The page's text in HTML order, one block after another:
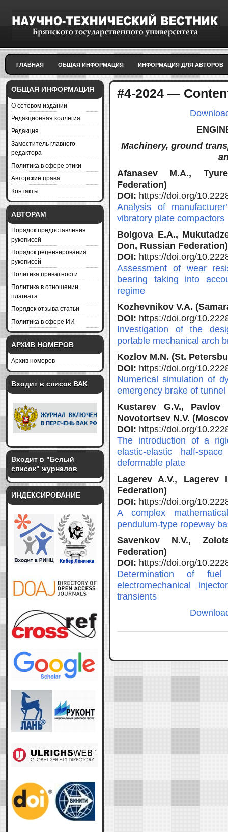
ГЛАВНАЯ ОБЩАЯ ИНФОРМАЦИЯ ИНФОРМАЦИЯ ДЛЯ АВТОРОВ
ОБЩАЯ ИНФОРМАЦИЯ
О сетевом издании
Редакционная коллегия
Редакция
Заместитель главного
редактора
Политика в сфере этики
Авторские права
Контакты
АВТОРАМ
Порядок предоставления
рукописей
Порядок рецензирования
рукописей
Политика приватности
Политика в отношении
плагиата
Порядок отзыва статьи
Политика в сфере ИИ
АРХИВ НОМЕРОВ
Архив номеров
Входит в список ВАК
Входит в "Белый
список" журналов
ИНДЕКСИРОВАНИЕ
#4-2024 —
Machinery, ground
Afanasev M.A.,
Federation)
DOI: https://doi.org/
Analysis of
vibratory plate compactors
Bolgova E.A.,
Don, Russian Federation)
DOI: https://doi.org/
Assessment of wear
bearing taking into
regime
Kozhevnikov V.A.
DOI: https://doi.org/
Investigation of the
portable mechanical arch
Kozlov M.N. (St.
DOI: https://doi.org/
Numerical simulation of
emergency brake of
Kustarev G.V.,
Novotortsev N.V.
DOI: https://doi.org/
The introduction of a
elastic-elastic half-
deformable plate
Lagerev A.V., Lagerev
Federation)
DOI: https://doi.org/
A complex
pendulum-type ropeway
Savenkov N.V.,
Federation)
DOI: https://doi.org/
Determination of
electromechanical
transients